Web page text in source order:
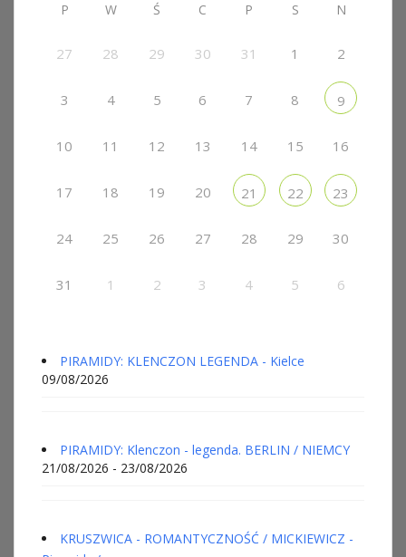
P W Ś C P S N
27 28 29 30 31 1 2
3 4 5 6 7 8 9
10 11 12 13 14 15 16
17 18 19 20 21 22 23
24 25 26 27 28 29 30
31 1 2 3 4 5 6
PIRAMIDY: KLENCZON LEGENDA - Kielce
09/08/2026
PIRAMIDY: Klenczon - legenda. BERLIN / NIEMCY
21/08/2026 - 23/08/2026
KRUSZWICA - ROMANTYCZNOŚĆ / MICKIEWICZ -